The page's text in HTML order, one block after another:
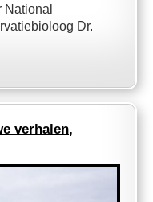
Dr.
verhalen,